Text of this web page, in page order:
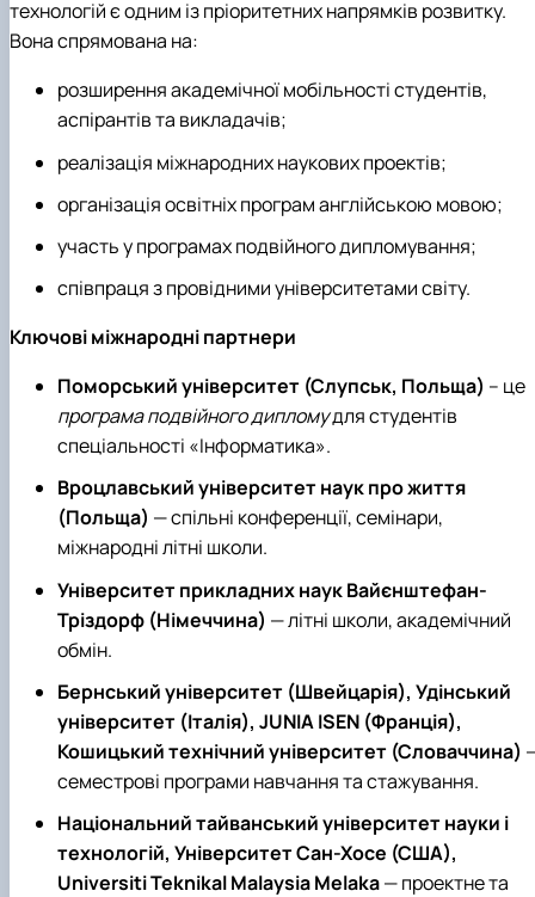
технологій є одним із пріоритетних напрямків розвитку.
Вона спрямована на:
розширення академічної мобільності студентів,
аспірантів та викладачів;
реалізація міжнародних наукових проектів;
організація освітніх програм англійською мовою;
участь у програмах подвійного дипломування;
співпраця з провідними університетами світу.
Ключові міжнародні партнери
Поморський університет (Слупськ, Польща) – це
програма подвійного дипломудля студентів
спеціальності «Інформатика».
Вроцлавський університет наук про життя
(Польща) — спільні конференції, семінари,
міжнародні літні школи.
Університет прикладних наук Вайєнштефан-
Тріздорф (Німеччина) — літні школи, академічний
обмін.
Бернський університет (Швейцарія), Удінський
університет (Італія), JUNIA ISEN (Франція),
Кошицький технічний університет (Словаччина)
семестрові програми навчання та стажування.
Національний тайванський університет науки і
технологій, Університет Сан-Хосе (США),
Universiti Teknikal Malaysia Melaka— проектне та